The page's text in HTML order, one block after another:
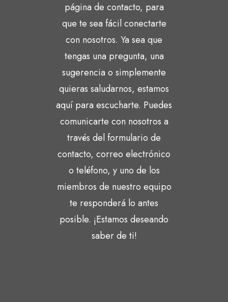
página de contacto, para
que te sea fácil conectarte
con nosotros. Ya sea que
tengas una pregunta, una
sugerencia o simplemente
quieras saludarnos, estamos
aquí para escucharte. Puedes
comunicarte con nosotros a
través del formulario de
contacto, correo electrónico
o teléfono, y uno de los
miembros de nuestro equipo
te responderá lo antes
posible. ¡Estamos deseando
saber de ti!